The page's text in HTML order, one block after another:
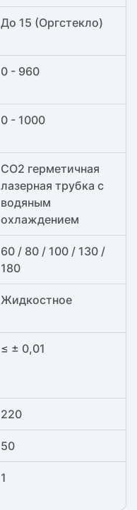
До 15 (Оргстекло)
0 - 960
0 - 1000
CO2 герметичная
лазерная трубка с
водяным
охлаждением
60 / 80 / 100 / 130 /
180
Жидкостное
≤ ± 0,01
220
50
1